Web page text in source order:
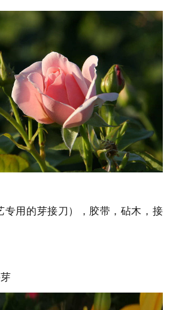
专用的芽接刀），胶带，砧木，接